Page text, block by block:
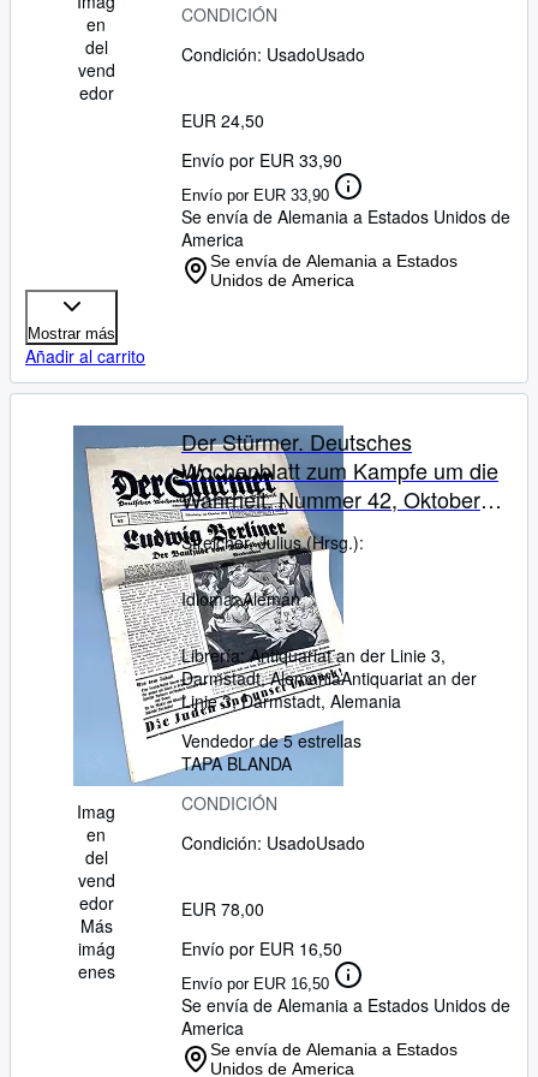
en
del
vend
edor
CONDICIÓN
Condición: UsadoUsado
EUR 24,50
Envío por EUR 33,90
Envío por EUR 33,90
Se envía de Alemania a Estados Unidos de
America
Se envía de Alemania a Estados
Unidos de America
Mostrar más
Añadir al carrito
Imag
en
del
vend
edor
Más
imág
enes
Der Stürmer. Deutsches
Wochenblatt zum Kampfe um die
Wahrheit. Nummer 42, Oktober
1935
Streicher, Julius (Hrsg.):
Idioma: Alemán
Librería:Antiquariat an der Linie 3,
Darmstadt, AlemaniaAntiquariat an der
Linie 3,Darmstadt, Alemania
Vendedor de 5 estrellas
TAPA BLANDA
CONDICIÓN
Condición: UsadoUsado
EUR 78,00
Envío por EUR 16,50
Envío por EUR 16,50
Se envía de Alemania a Estados Unidos de
America
Se envía de Alemania a Estados
Unidos de America